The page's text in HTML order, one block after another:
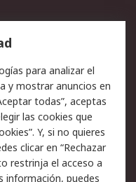
técnico
de privacidad -
de emails
para analizar el
y mostrar anuncios en
todas”, aceptas
las cookies que
Y, si no quieres
clicar en “Rechazar
restrinja el acceso a
información, puedes